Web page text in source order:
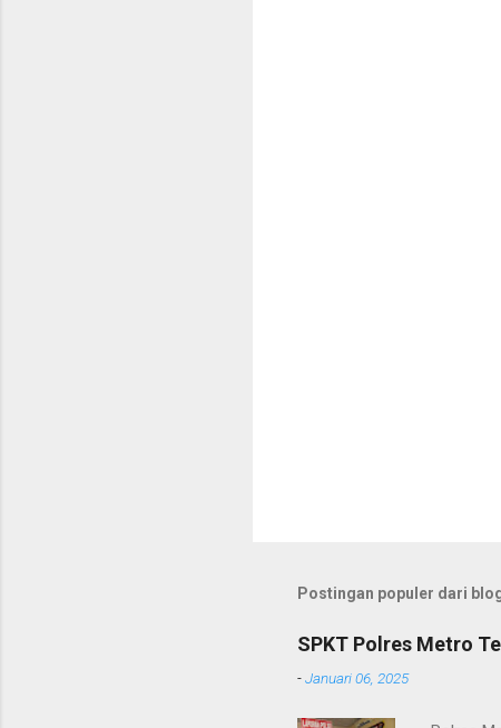
Postingan populer dari
SPKT Polres Metro
-Januari 06, 2025